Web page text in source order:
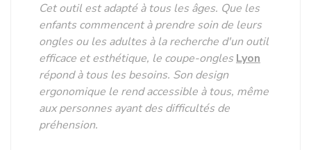
Cet outil est adapté à tous les âges. Que les
enfants commencent à prendre soin de leurs
ongles ou les adultes à la recherche d'un outil
efficace et esthétique, le coupe-ongles Lyon
répond à tous les besoins. Son design
ergonomique le rend accessible à tous, même
aux personnes ayant des difficultés de
préhension.